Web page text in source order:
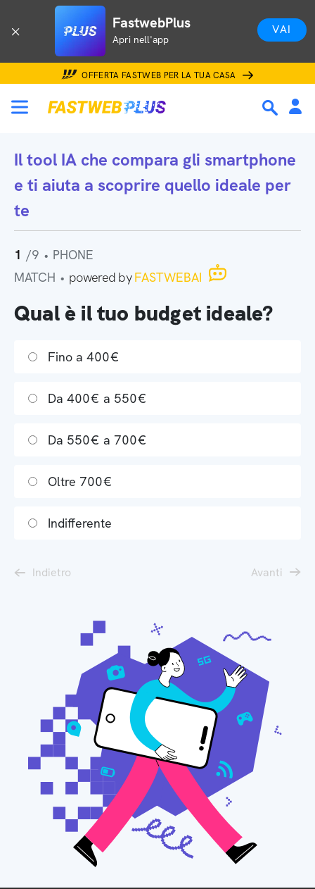
FastwebPlus
Apri nell'app
VAI
OFFERTA FASTWEB PER LA TUA CASA
Il tool IA che compara gli smartphone
e ti aiuta a scoprire quello ideale per
te
1 /9 • PHONE
MATCH • powered byFASTWEBAI
Qual è il tuo budget ideale?
Fino a 400€
Da 400€ a 550€
Da 550€ a 700€
Oltre 700€
Indifferente
Indietro Avanti